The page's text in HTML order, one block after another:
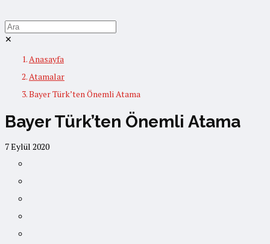
✕
Anasayfa
Atamalar
Bayer Türk’ten Önemli Atama
Bayer Türk’ten Önemli Atama
7 Eylül 2020